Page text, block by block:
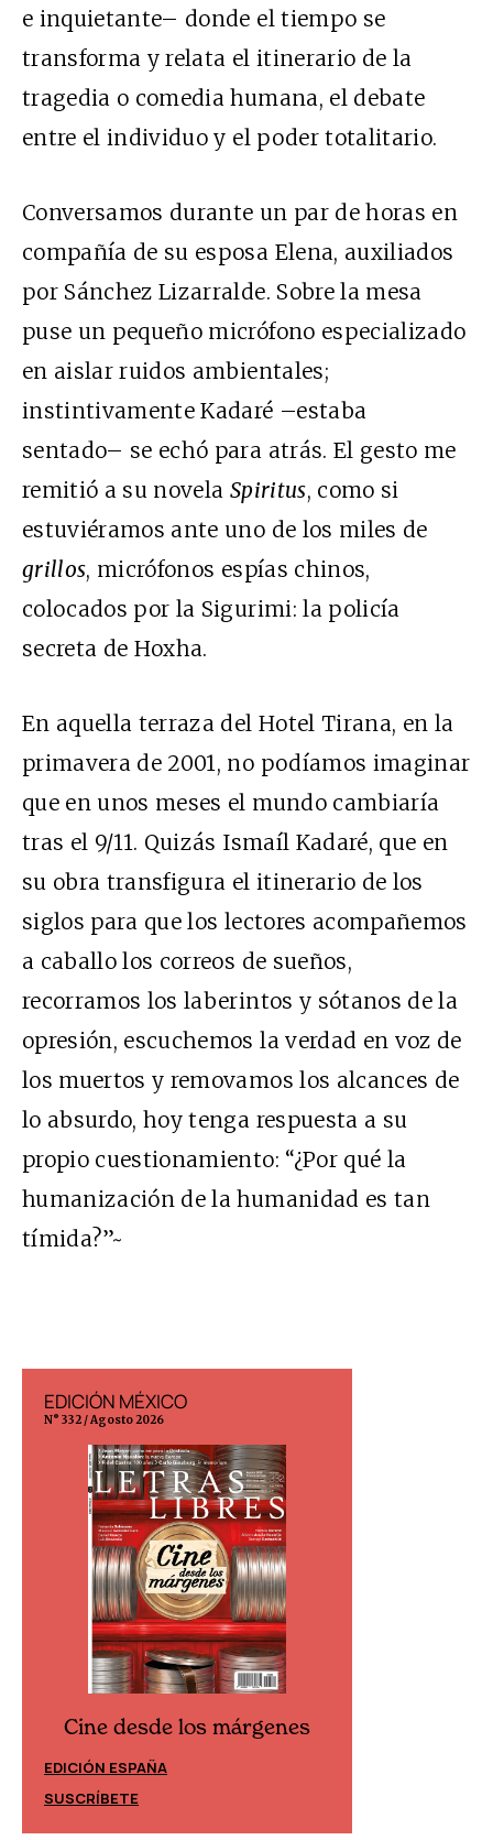
e inquietante– donde el tiempo se
transforma y relata el itinerario de la
tragedia o comedia humana, el debate
entre el individuo y el poder totalitario.
Conversamos durante un par de horas en
compañía de su esposa Elena, auxiliados
por Sánchez Lizarralde. Sobre la mesa
puse un pequeño micrófono especializado
en aislar ruidos ambientales;
instintivamente Kadaré –estaba
sentado– se echó para atrás. El gesto me
remitió a su novela Spiritus, como si
estuviéramos ante uno de los miles de
grillos, micrófonos espías chinos,
colocados por la Sigurimi: la policía
secreta de Hoxha.
En aquella terraza del Hotel Tirana, en la
primavera de 2001, no podíamos imaginar
que en unos meses el mundo cambiaría
tras el 9/11. Quizás Ismaíl Kadaré, que en
su obra transfigura el itinerario de los
siglos para que los lectores acompañemos
a caballo los correos de sueños,
recorramos los laberintos y sótanos de la
opresión, escuchemos la verdad en voz de
los muertos y removamos los alcances de
lo absurdo, hoy tenga respuesta a su
propio cuestionamiento: “¿Por qué la
humanización de la humanidad es tan
tímida?”~
EDICIÓN MÉXICO
N° 332 / Agosto 2026
Cine desde los márgenes
EDICIÓN ESPAÑA
SUSCRÍBETE